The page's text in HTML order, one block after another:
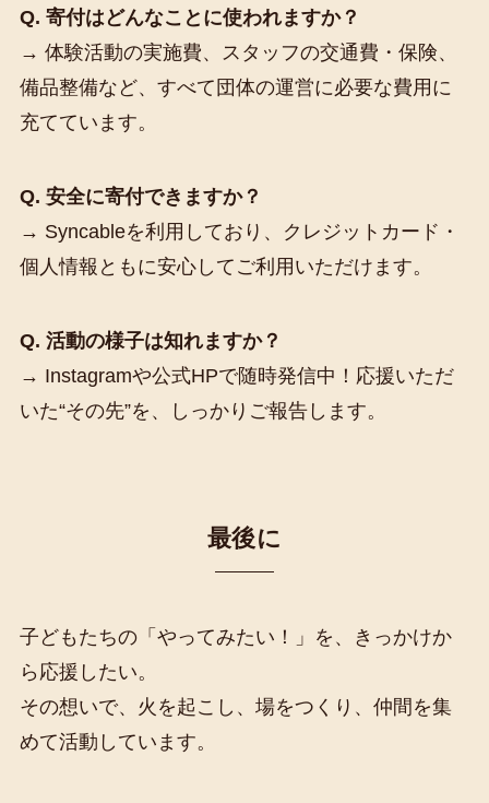
Q. 寄付はどんなことに使われますか？
→ 体験活動の実施費、スタッフの交通費・保険、
備品整備など、すべて団体の運営に必要な費用に
充てています。
Q. 安全に寄付できますか？
→ Syncableを利用しており、クレジットカード・
個人情報ともに安心してご利用いただけます。
Q. 活動の様子は知れますか？
→ Instagramや公式HPで随時発信中！応援いただ
いた“その先”を、しっかりご報告します。
最後に
子どもたちの「やってみたい！」を、きっかけか
ら応援したい。
その想いで、火を起こし、場をつくり、仲間を集
めて活動しています。